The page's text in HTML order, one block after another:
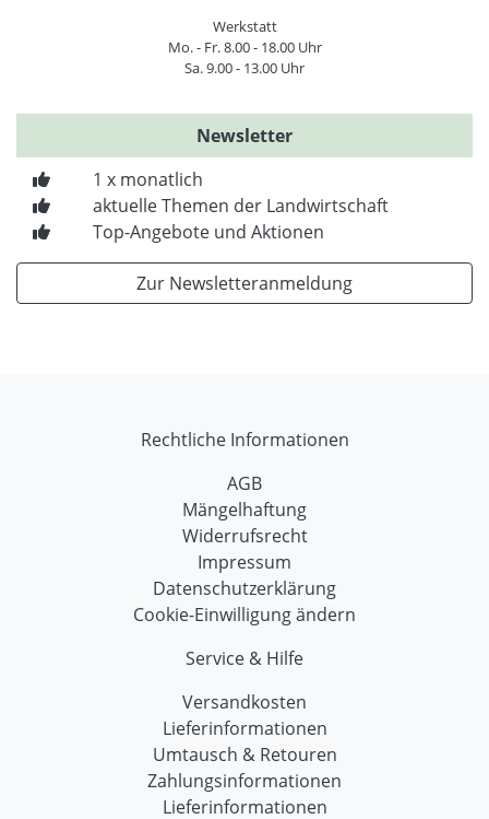
Werkstatt
Mo. - Fr. 8.00 - 18.00 Uhr
Sa. 9.00 - 13.00 Uhr
Newsletter
1 x monatlich
aktuelle Themen der Landwirtschaft
Top-Angebote und Aktionen
Zur Newsletteranmeldung
Rechtliche Informationen
AGB
Mängelhaftung
Widerrufsrecht
Impressum
Datenschutzerklärung
Cookie-Einwilligung ändern
Service & Hilfe
Versandkosten
Lieferinformationen
Umtausch & Retouren
Zahlungsinformationen
Lieferinformationen